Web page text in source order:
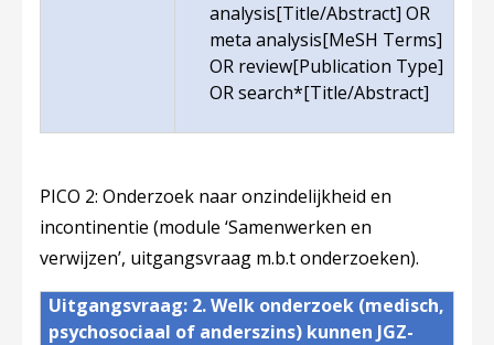
analysis[Title/Abstract] OR
meta analysis[MeSH Terms]
OR review[Publication Type]
OR search*[Title/Abstract]
PICO 2: Onderzoek naar onzindelijkheid en
incontinentie (module ‘Samenwerken en
verwijzen’, uitgangsvraag m.b.t onderzoeken).
Uitgangsvraag: 2. Welk onderzoek (medisch,
psychosociaal of anderszins) kunnen JGZ-